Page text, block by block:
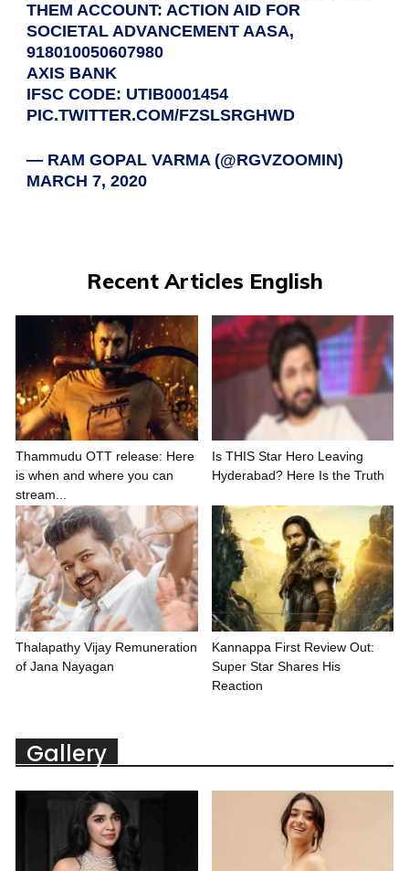
THEM ACCOUNT: ACTION AID FOR
SOCIETAL ADVANCEMENT AASA,
918010050607980
AXIS BANK
IFSC CODE: UTIB0001454
PIC.TWITTER.COM/FZSLSRGHWD
— RAM GOPAL VARMA (@RGVZOOMIN)
MARCH 7, 2020
Recent Articles English
Thammudu OTT release: Here
is when and where you can
stream...
Is THIS Star Hero Leaving
Hyderabad? Here Is the Truth
Thalapathy Vijay Remuneration
of Jana Nayagan
Kannappa First Review Out:
Super Star Shares His
Reaction
Gallery